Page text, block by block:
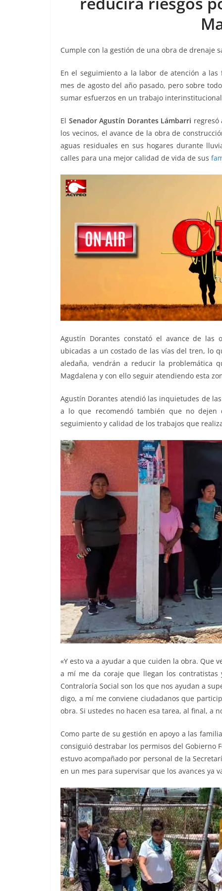
o
k
p g m tir
Cumple con la gestión de una obra de drenaje
En el seguimiento a la labor de atención a
mes de agosto del año pasado, pero sobre
sumar esfuerzos en un trabajo
El Senador Agustín Dorantes Lámbarri regresó
los vecinos, el avance de la obra de
aguas residuales en sus hogares durante
calles para una mejor calidad de vida de sus
Agustín Dorantes constató el avance de las
ubicadas a un costado de las vías del tren, lo
aledaña, vendrán a reducir la problemática
Magdalena y con ello seguir atendiendo esta
Agustín Dorantes atendió las inquietudes de
a lo que recomendó también que no
seguimiento y calidad de los trabajos que
«Y esto va a ayudar a que cuiden la obra. Que
a mí me da coraje que llegan los
Contraloría Social son los que nos ayudan a
digo, a mí me conviene ciudadanos que
obra. Si ustedes no hacen esa tarea, al final, a
Como parte de su gestión en apoyo a las
consiguió destrabar los permisos del Gobierno
estuvo acompañado por personal de la
en un mes para supervisar que los avances ya